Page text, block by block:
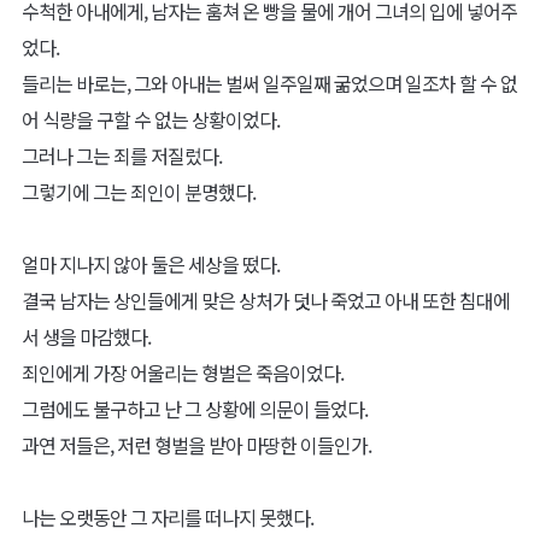
수척한 아내에게, 남자는 훔쳐 온 빵을 물에 개어 그녀의 입에 넣어주
었다.
들리는 바로는, 그와 아내는 벌써 일주일째 굶었으며 일조차 할 수 없
어 식량을 구할 수 없는 상황이었다.
그러나 그는 죄를 저질렀다.
그렇기에 그는 죄인이 분명했다.
얼마 지나지 않아 둘은 세상을 떴다.
결국 남자는 상인들에게 맞은 상처가 덧나 죽었고 아내 또한 침대에
서 생을 마감했다.
죄인에게 가장 어울리는 형벌은 죽음이었다.
그럼에도 불구하고 난 그 상황에 의문이 들었다.
과연 저들은, 저런 형벌을 받아 마땅한 이들인가.
나는 오랫동안 그 자리를 떠나지 못했다.